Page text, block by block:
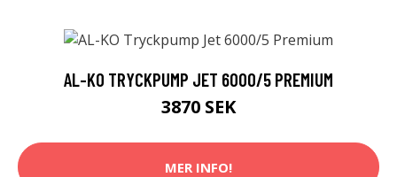
AL-KO TRYCKPUMP JET 6000/5 PREMIUM
3870 SEK
MER INFO!